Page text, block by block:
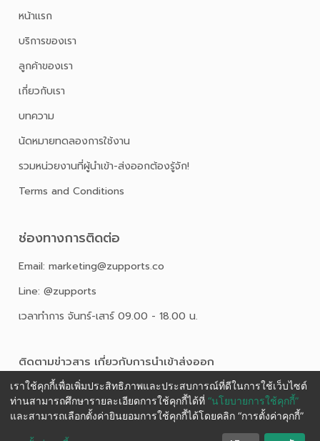
หน้าเเรก
บริการของเรา
ลูกค้าของเรา
เกี่ยวกับเรา
บทความ
นัดหมายทดลองการใช้งาน
รวมหน่วยงานที่ผู้นำเข้า-ส่งออกต้องรู้จัก!
Terms and Conditions
ช่องทางการติดต่อ
Email: marketing@zupports.co
Line: @zupports
เวลาทำการ จันทร์-เสาร์ 09.00 - 18.00 น.
ติดตามข่าวสาร เกี่ยวกับการนําเข้าส่งออก
เราใช้คุกกี้เพื่อเพิ่มประสิทธิภาพและประสบการณ์ที่ดีในการใช้เว็บไซต์
ท่านสามารถศึกษารายละเอียดการใช้คุกกี้ได้ที่ “นโยบายการใช้คุกกี้”
และสามารถเลือกตั้งค่ายินยอมการใช้คุกกี้ได้โดยคลิก “การตั้งค่าคุกกี้”